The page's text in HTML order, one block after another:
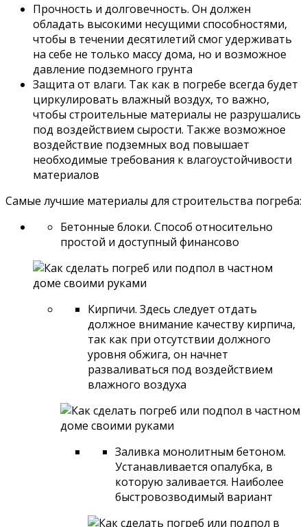
Прочность и долговечность. Он должен
обладать высокими несущими способностями,
чтобы в течении десятилетий смог удерживать
на себе не только массу дома, но и возможное
давление подземного грунта
Защита от влаги. Так как в погребе всегда будет
циркулировать влажный воздух, то важно,
чтобы строительные материалы не разрушались
под воздействием сырости. Также возможное
воздействие подземных вод повышает
необходимые требования к влагоустойчивости
материалов
Самые лучшие материалы для строительства погреба:
Бетонные блоки. Способ относительно
простой и доступный финансово
Кирпичи. Здесь следует отдать
должное внимание качеству кирпича,
так как при отсутствии должного
уровня обжига, он начнет
разваливаться под воздействием
влажного воздуха
Заливка монолитным бетоном.
Устанавливается опалубка, в
которую заливается. Наиболее
быстровозводимый вариант